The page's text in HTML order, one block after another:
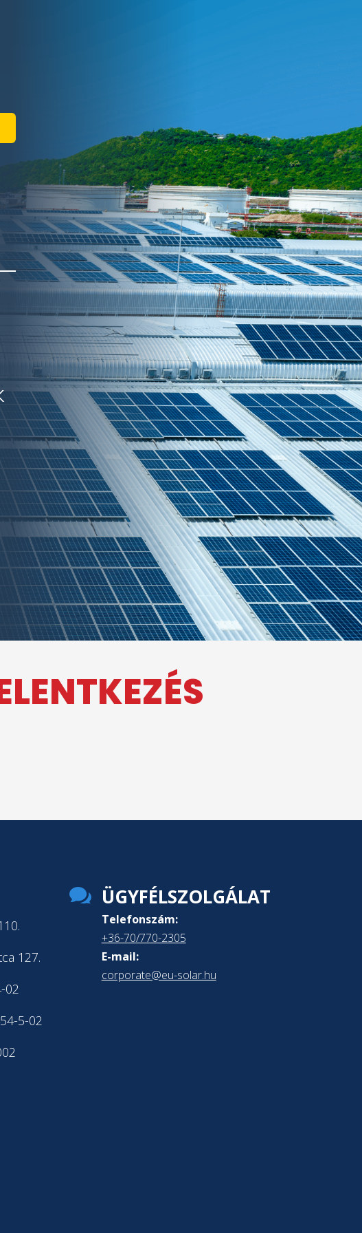
127.
02
5-02
 ÜGYFÉLSZOLGÁLAT
Telefonszám:
+36-70/770-2305
E-mail:
corporate@eu-solar.hu